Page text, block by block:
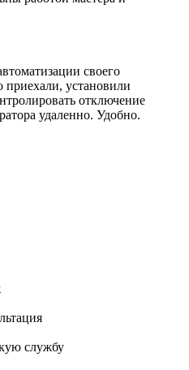
своего
приехали, установили
отключение
удаленно. Удобно.
службу